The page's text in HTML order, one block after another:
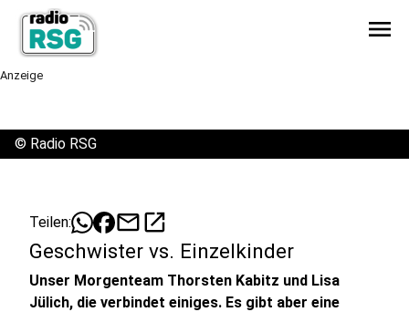
menu
Anzeige
© Radio RSG
Teilen: mailopen_in_new
Geschwister vs. Einzelkinder
Unser Morgenteam Thorsten Kabitz und Lisa
Jülich, die verbindet einiges. Es gibt aber eine